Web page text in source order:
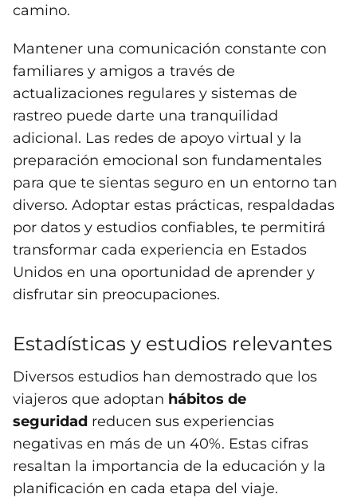
camino.
Mantener una comunicación constante con
familiares y amigos a través de
actualizaciones regulares y sistemas de
rastreo puede darte una tranquilidad
adicional. Las redes de apoyo virtual y la
preparación emocional son fundamentales
para que te sientas seguro en un entorno tan
diverso. Adoptar estas prácticas, respaldadas
por datos y estudios confiables, te permitirá
transformar cada experiencia en Estados
Unidos en una oportunidad de aprender y
disfrutar sin preocupaciones.
Estadísticas y estudios relevantes
Diversos estudios han demostrado que los
viajeros que adoptan hábitos de
seguridad reducen sus experiencias
negativas en más de un 40%. Estas cifras
resaltan la importancia de la educación y la
planificación en cada etapa del viaje.